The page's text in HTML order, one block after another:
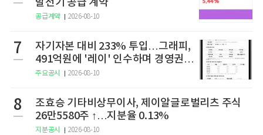
발전기 공급 계약
공급계약 2026-08-10
7
자기자본 대비 233% 투입…그래피,
491억원에 '레이' 인수하며 경영권
확보
주요공시 2026-08-10
8
조효승 기타비상무이사, 제이알글로벌리츠 주식
26만5580주 ↑…지분율 0.13%
지분공시 2026-08-10